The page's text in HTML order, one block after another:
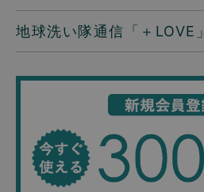
地球洗い隊通信「＋LOVE」